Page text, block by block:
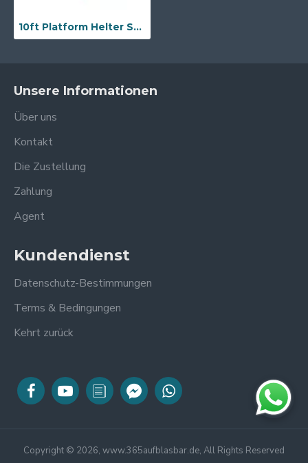
10ft Platform Helter Skelter Rutsche
Unsere Informationen
Über uns
Kontakt
Die Zustellung
Zahlung
Agent
Kundendienst
Datenschutz-Bestimmungen
Terms & Bedingungen
Kehrt zurück
Copyright © 2026, www.365aufblasbar.de, All Rights Reserved